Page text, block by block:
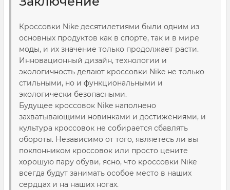
Кроссовки Nike десятилетиями были одним из
основных продуктов как в спорте, так и в мире
моды, и их значение только продолжает расти.
Инновационный дизайн, технологии и
экологичность делают кроссовки Nike не только
стильными, но и функциональными и
экологически безопасными.
Будущее кроссовок Nike наполнено
захватывающими новинками и достижениями, и
культура кроссовок не собирается сбавлять
обороты. Независимо от того, являетесь ли вы
поклонником кроссовок или просто цените
хорошую пару обуви, ясно, что кроссовки Nike
всегда будут занимать особое место в наших
сердцах и на наших ногах.